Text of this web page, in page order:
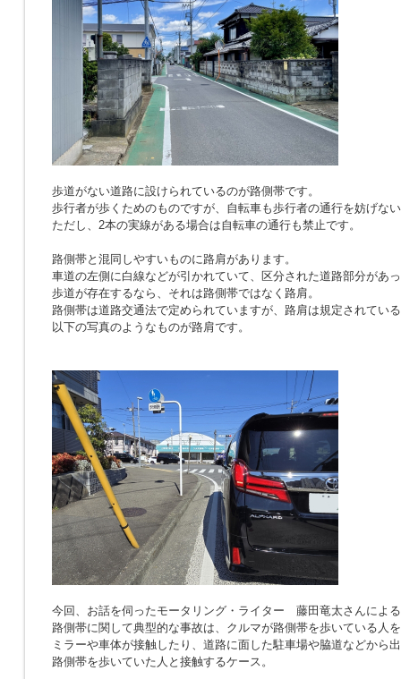
歩道がない道路に設けられているのが路側帯です。
歩行者が歩くためのものですが、自転車も歩行者の通行を妨げな
ただし、2本の実線がある場合は自転車の通行も禁止です。
路側帯と混同しやすいものに路肩があります。
車道の左側に白線などが引かれていて、区分された道路部分があ
歩道が存在するなら、それは路側帯ではなく路肩。
路側帯は道路交通法で定められていますが、路肩は規定されてい
以下の写真のようなものが路肩です。
今回、お話を伺ったモータリング・ライター 藤田竜太さんによ
路側帯に関して典型的な事故は、クルマが路側帯を歩いている人
ミラーや車体が接触したり、道路に面した駐車場や脇道などから
路側帯を歩いていた人と接触するケース。